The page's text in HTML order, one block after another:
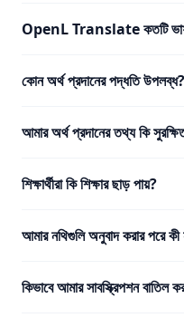
OpenL Translate কতটি
কোন অর্থ প্রদানের পদ্ধতি উপলব্ধ?
আমার অর্থ প্রদানের তথ্য কি
শিক্ষার্থীরা কি শিক্ষার ছাড় পায়?
আমার নথিগুলি অনুবাদ করার পরে কী
কিভাবে আমার সাবস্ক্রিপশন বাতিল